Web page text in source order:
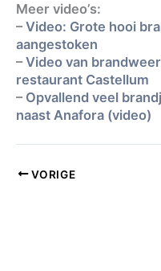
Meer video’s:
– Video: Grote hooi
aangestoken
– Video van
restaurant Castellum
– Opvallend veel
naast Anafora (video)
VORIGE